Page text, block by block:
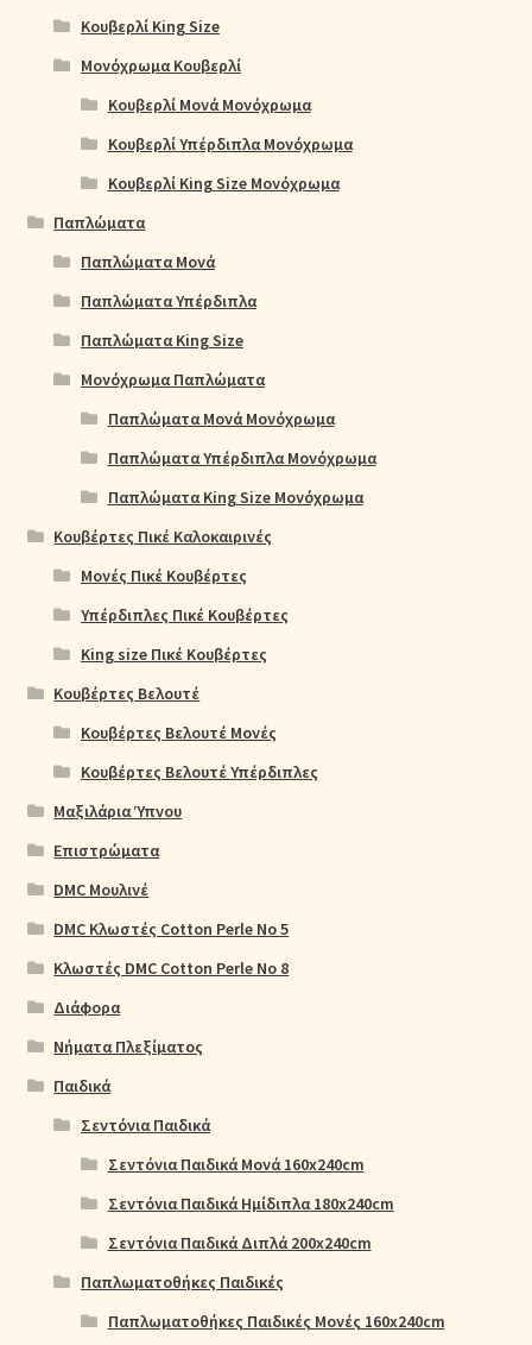
Κουβερλί King Size
Μονόχρωμα Κουβερλί
Κουβερλί Μονά Μονόχρωμα
Κουβερλί Υπέρδιπλα Μονόχρωμα
Κουβερλί King Size Μονόχρωμα
Παπλώματα
Παπλώματα Μονά
Παπλώματα Υπέρδιπλα
Παπλώματα King Size
Μονόχρωμα Παπλώματα
Παπλώματα Μονά Μονόχρωμα
Παπλώματα Υπέρδιπλα Μονόχρωμα
Παπλώματα King Size Μονόχρωμα
Κουβέρτες Πικέ Καλοκαιρινές
Μονές Πικέ Κουβέρτες
Υπέρδιπλες Πικέ Κουβέρτες
King size Πικέ Κουβέρτες
Κουβέρτες Βελουτέ
Κουβέρτες Βελουτέ Μονές
Κουβέρτες Βελουτέ Υπέρδιπλες
Μαξιλάρια Ύπνου
Επιστρώματα
DMC Μουλινέ
DMC Κλωστές Cotton Perle No 5
Κλωστές DMC Cotton Perle No 8
Διάφορα
Νήματα Πλεξίματος
Παιδικά
Σεντόνια Παιδικά
Σεντόνια Παιδικά Μονά 160x240cm
Σεντόνια Παιδικά Ημίδιπλα 180x240cm
Σεντόνια Παιδικά Διπλά 200x240cm
Παπλωματοθήκες Παιδικές
Παπλωματοθήκες Παιδικές Μονές 160x240cm